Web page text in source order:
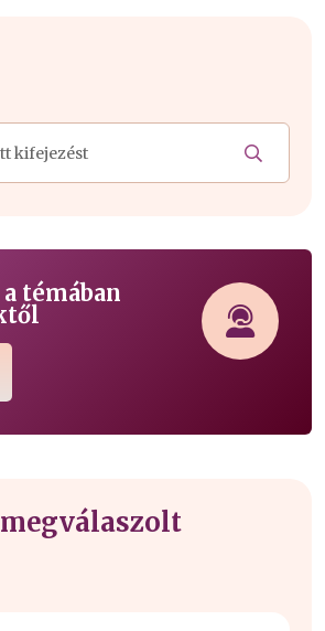
témában